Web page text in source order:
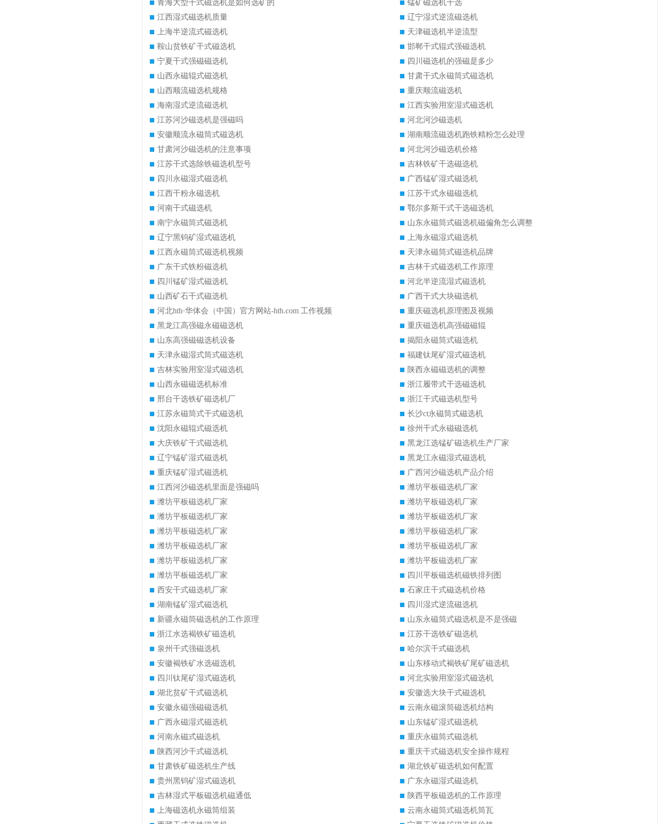
青海大型干式磁选机是如何选矿的
锰矿磁选机干选
江西湿式磁选机质量
辽宁湿式逆流磁选机
上海半逆流式磁选机
天津磁选机半逆流型
鞍山贫铁矿干式磁选机
邯郸干式辊式强磁选机
宁夏干式强磁磁选机
四川磁选机的强磁是多少
山西永磁辊式磁选机
甘肃干式永磁筒式磁选机
山西顺流磁选机规格
重庆顺流磁选机
海南湿式逆流磁选机
江西实验用室湿式磁选机
江苏河沙磁选机是强磁吗
河北河沙磁选机
安徽顺流永磁筒式磁选机
湖南顺流磁选机跑铁精粉怎么处理
甘肃河沙磁选机的注意事项
河北河沙磁选机价格
江苏干式选除铁磁选机型号
吉林铁矿干选磁选机
四川永磁湿式磁选机
广西锰矿湿式磁选机
江西干粉永磁选机
江苏干式永磁磁选机
河南干式磁选机
鄂尔多斯干式干选磁选机
南宁永磁筒式磁选机
山东永磁筒式磁选机磁偏角怎么调整
辽宁黑钨矿湿式磁选机
上海永磁湿式磁选机
江西永磁筒式磁选机视频
天津永磁筒式磁选机品牌
广东干式铁粉磁选机
吉林干式磁选机工作原理
四川锰矿湿式磁选机
河北半逆流湿式磁选机
山西矿石干式磁选机
广西干式大块磁选机
河北hth·华体会（中国）官方网站-hth.com 工作视频
重庆磁选机原理图及视频
黑龙江高强磁永磁磁选机
重庆磁选机高强磁磁辊
山东高强磁磁选机设备
揭阳永磁筒式磁选机
天津永磁湿式筒式磁选机
福建钛尾矿湿式磁选机
吉林实验用室湿式磁选机
陕西永磁磁选机的调整
山西永磁磁选机标准
浙江履带式干选磁选机
邢台干选铁矿磁选机厂
浙江干式磁选机型号
江苏永磁筒式干式磁选机
长沙ct永磁筒式磁选机
沈阳永磁辊式磁选机
徐州干式永磁磁选机
大庆铁矿干式磁选机
黑龙江选锰矿磁选机生产厂家
辽宁锰矿湿式磁选机
黑龙江永磁湿式磁选机
重庆锰矿湿式磁选机
广西河沙磁选机产品介绍
江西河沙磁选机里面是强磁吗
潍坊平板磁选机厂家
潍坊平板磁选机厂家
潍坊平板磁选机厂家
潍坊平板磁选机厂家
潍坊平板磁选机厂家
潍坊平板磁选机厂家
潍坊平板磁选机厂家
潍坊平板磁选机厂家
潍坊平板磁选机厂家
潍坊平板磁选机厂家
潍坊平板磁选机厂家
潍坊平板磁选机厂家
四川平板磁选机磁铁排列图
西安干式磁选机厂家
石家庄干式磁选机价格
湖南锰矿湿式磁选机
四川湿式逆流磁选机
新疆永磁筒磁选机的工作原理
山东永磁筒式磁选机是不是强磁
浙江水选褐铁矿磁选机
江苏干选铁矿磁选机
泉州干式强磁选机
哈尔滨干式磁选机
安徽褐铁矿水选磁选机
山东移动式褐铁矿尾矿磁选机
四川钛尾矿湿式磁选机
河北实验用室湿式磁选机
湖北贫矿干式磁选机
安徽选大块干式磁选机
安徽永磁强磁磁选机
云南永磁滚筒磁选机结构
广西永磁湿式磁选机
山东锰矿湿式磁选机
河南永磁式磁选机
重庆永磁筒式磁选机
陕西河沙干式磁选机
重庆干式磁选机安全操作规程
甘肃铁矿磁选机生产线
湖北铁矿磁选机如何配置
贵州黑钨矿湿式磁选机
广东永磁湿式磁选机
吉林湿式平板磁选机磁通低
陕西平板磁选机的工作原理
上海磁选机永磁筒组装
云南永磁筒式磁选机筒瓦